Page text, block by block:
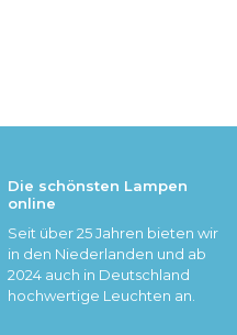
Die schönsten Lampen
online
Seit über 25 Jahren bieten wir
in den Niederlanden und ab
2024 auch in Deutschland
hochwertige Leuchten an.